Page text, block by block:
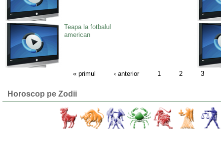
Teapa la fotbalul
american
« primul ‹ anterior 1 2 3
Horoscop pe Zodii